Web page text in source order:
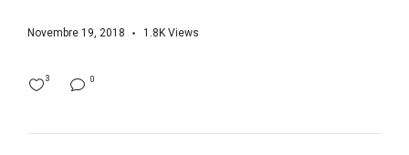
Novembre 19, 2018 1.8K Views
0
3